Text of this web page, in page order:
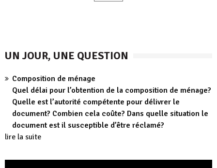
UN JOUR, UNE QUESTION
Composition de ménage
Quel délai pour l’obtention de la composition de ménage?
Quelle est l’autorité compétente pour délivrer le
document? Combien cela coûte? Dans quelle situation le
document est il susceptible d’être réclamé?
lire la suite